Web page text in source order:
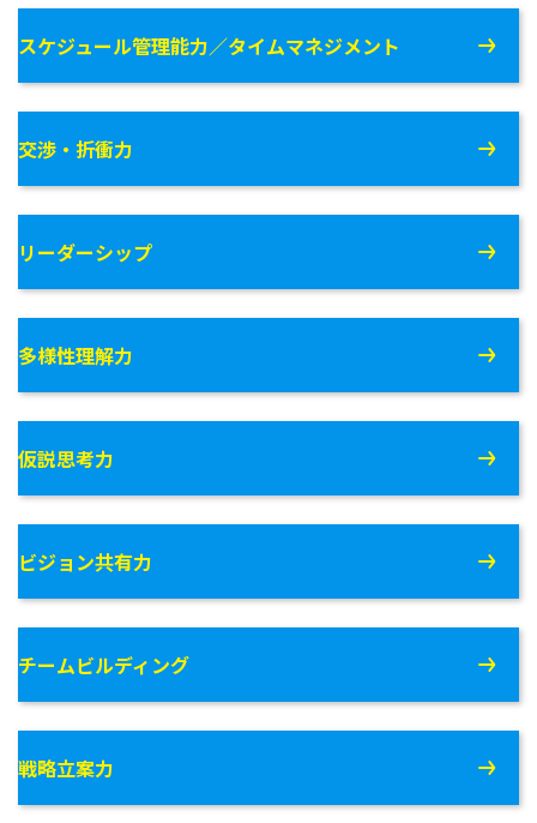
スケジュール管理能力／タイムマネジメント
交渉・折衝力
リーダーシップ
多様性理解力
仮説思考力
ビジョン共有力
チームビルディング
戦略立案力